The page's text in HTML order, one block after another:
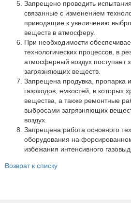
Личный кабинет
Корзина
Избранное
Запрещено проводить
связанные с изменением
приводящие к увеличению
веществ в атмосферу.
При необходимости
технологических процессов, в
атмосферный воздух поступает
загрязняющих веществ.
Запрещена продувка, пропарка
газоходов, емкостей, в которых
вещества, а также ремонтные
выбросами загрязняющих
воздух.
Запрещена работа основного
оборудования на
избежания интенсивного
Возврат к списку